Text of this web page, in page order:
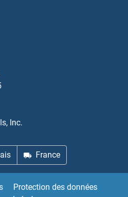
Inc.
France
Protection des données